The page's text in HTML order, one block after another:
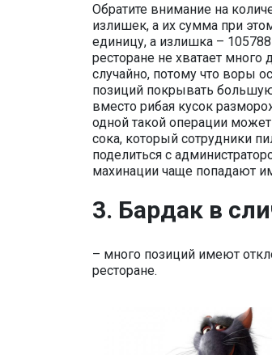
Обратите внимание на
излишек, а их сумма при
единицу, а излишка –
ресторане не хватает
случайно, потому что воры
позиций покрывать
вместо рибая кусок
одной такой операции
сока, который сотрудники
поделиться с
махинации чаще попадают
3. Бардак в
– много позиций имеют
ресторане.